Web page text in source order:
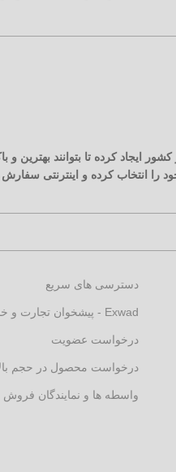
ایجاد کرده تا بتوانند
را انتخاب کرده و اینترنتی
دسترسی های سریع
Exwad - پیشخوان تجارت و خدمات آرکارنو
درخواست عضویت
درخواست محصول در حجم
واسطه ها و نمایندگان فروش